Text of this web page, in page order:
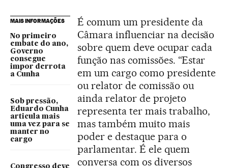
MAIS INFORMAÇÕES
No primeiro
embate do ano,
Governo
consegue
impor derrota
a Cunha
Sob pressão,
Eduardo Cunha
articula mais
uma vez para se
manter no
cargo
Congresso deve
É comum um presidente da
Câmara influenciar na decisão
sobre quem deve ocupar cada
função nas comissões. “Estar
em um cargo como presidente
ou relator de comissão ou
ainda relator de projeto
representa ter mais trabalho,
mas também muito mais
poder e destaque para o
parlamentar. É ele quem
conversa com os diversos